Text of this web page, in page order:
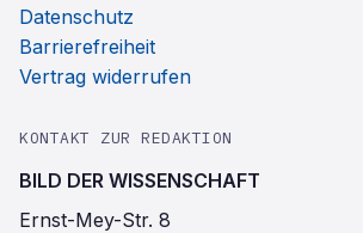
Datenschutz
Barrierefreiheit
Vertrag widerrufen
KONTAKT ZUR REDAKTION
BILD DER WISSENSCHAFT
Ernst-Mey-Str. 8